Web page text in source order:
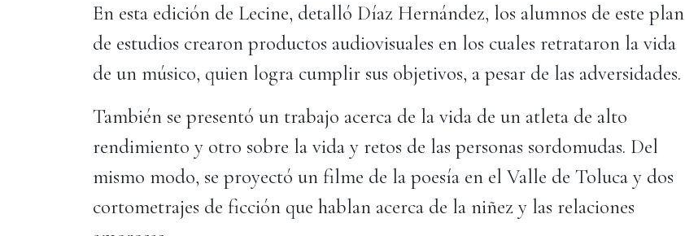
En esta edición de Lecine, detalló Díaz Hernández, los alumnos de este plan
de estudios crearon productos audiovisuales en los cuales retrataron la vida
de un músico, quien logra cumplir sus objetivos, a pesar de las adversidades.
También se presentó un trabajo acerca de la vida de un atleta de alto
rendimiento y otro sobre la vida y retos de las personas sordomudas. Del
mismo modo, se proyectó un filme de la poesía en el Valle de Toluca y dos
cortometrajes de ficción que hablan acerca de la niñez y las relaciones